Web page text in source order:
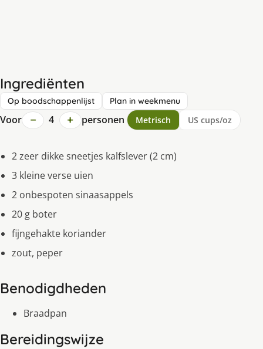
Ingrediënten
Op boodschappenlijst Plan in weekmenu
Voor − 4 + personen Metrisch US cups/oz
2 zeer dikke sneetjes kalfslever (2 cm)
3 kleine verse uien
2 onbespoten sinaasappels
20 g boter
fijngehakte koriander
zout, peper
Benodigdheden
Braadpan
Bereidingswijze